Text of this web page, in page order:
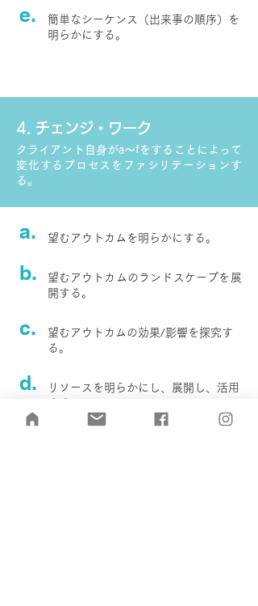
e.
簡単なシーケンス（出来事の順序）を
明らかにする。
4. チェンジ・ワーク
クライアント自身がa〜fをすることによって
変化するプロセスをファシリテーションす
る。
a. 望むアウトカムを明らかにする。
b.
望むアウトカムのランドスケープを展
開する。
c.
望むアウトカムの効果/影響を探究す
る。
d.
リソースを明らかにし、展開し、活用